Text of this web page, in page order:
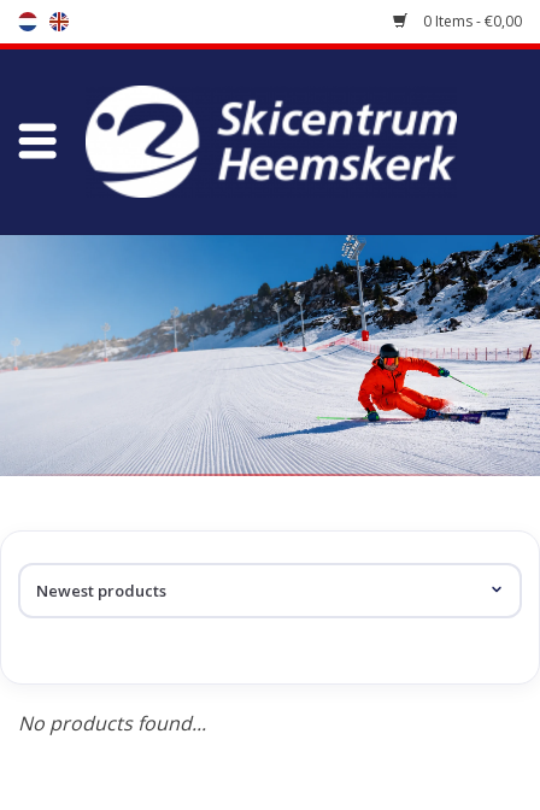
0 Items - €0,00
Store
Maintenance
koopgidsen
Products tagged with
brevent
No products found...